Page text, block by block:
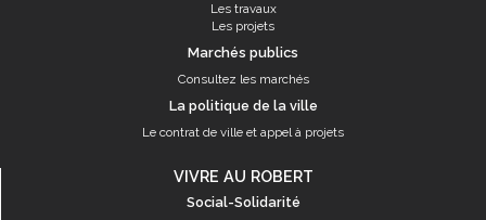
Les travaux
Les projets
Marchés publics
Consultez les marchés
La politique de la ville
Le contrat de ville et appel à projets
VIVRE AU ROBERT
Social-Solidarité